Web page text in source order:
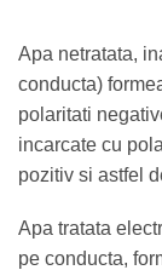
Apa netratata,
conducta)
polaritati
incarcate cu
pozitiv si astfel
Apa tratata
pe conducta,